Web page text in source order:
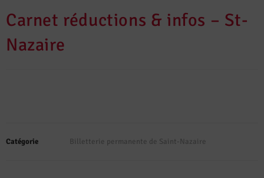
Carnet réductions & infos – St-
Nazaire
Catégorie Billetterie permanente de Saint-Nazaire